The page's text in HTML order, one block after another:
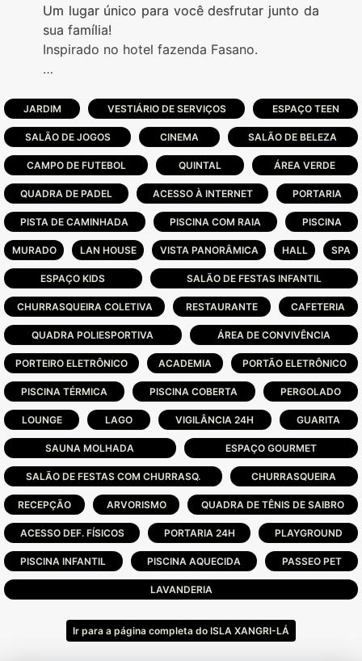
Um lugar único para você desfrutar junto da
sua família!
Inspirado no hotel fazenda Fasano.
-482 lotes a partir de 300m²
-65% lotes beira lago
-Lago todo Interligado
-Enseadas com lotes adentrando o lago
-Todos os lotes secos com área verde atrás,
não fazem divisa com muro do condomínio
-02 portarias, uma para proprietários e uma
para serviço
-Clube em ilha sob o lago com quase 10.000
m²
-Clube de praia
-Possibilidade de deck até o talude
Infraestrutura completa:
-Piscina externa com borda infinita
-Piscina térmica com raia
-Academia
-Sauna social
-2 Salões de festas
-Espaço kids e espaço juvenil de jogos
-04 quadras de Beach tênis abertas
-02 quadras de Beach tênis cobertas
-02 quadras de tênis cobertas
-02 quadras de tênis descobertas
-02 campos de futebol
-02 quadras de padel
-Espaço para recarregar energia de carros
JARDIM VESTIÁRIO DE SERVIÇOS ESPAÇO TEEN
SALÃO DE JOGOS CINEMA SALÃO DE BELEZA
CAMPO DE FUTEBOL QUINTAL ÁREA VERDE
QUADRA DE PADEL ACESSO À INTERNET PORTARIA
PISTA DE CAMINHADA PISCINA COM RAIA PISCINA
MURADO LAN HOUSE VISTA PANORÂMICA HALL SPA
ESPAÇO KIDS SALÃO DE FESTAS INFANTIL
CHURRASQUEIRA COLETIVA RESTAURANTE CAFETERIA
QUADRA POLIESPORTIVA ÁREA DE CONVIVÊNCIA
PORTEIRO ELETRÔNICO ACADEMIA PORTÃO ELETRÔNICO
PISCINA TÉRMICA PISCINA COBERTA PERGOLADO
LOUNGE LAGO VIGILÂNCIA 24H GUARITA
SAUNA MOLHADA ESPAÇO GOURMET
SALÃO DE FESTAS COM CHURRASQ. CHURRASQUEIRA
RECEPÇÃO ARVORISMO QUADRA DE TÊNIS DE SAIBRO
ACESSO DEF. FÍSICOS PORTARIA 24H PLAYGROUND
PISCINA INFANTIL PISCINA AQUECIDA PASSEO PET
LAVANDERIA
Ir para a página completa do ISLA XANGRI-LÁ